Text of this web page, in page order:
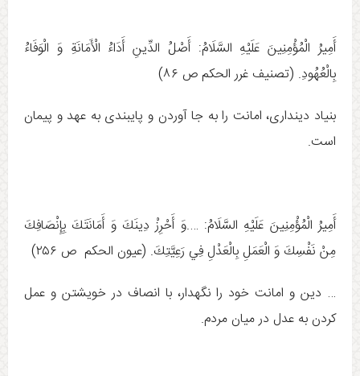
أَمِيرُ الْمُؤْمِنِينَ عَلَيْهِ السَّلَامُ: أَصْلُ‏ الدِّينِ‏ أَدَاءُ الْأَمَانَةِ وَ الْوَفَاءُ
بِالْعُهُودِ. (تصنيف غرر الحكم ص ۸۶)
بنياد دينداری، امانت را به جا آوردن و پايبندی به عهد و پيمان
است.
أَمِيرُ الْمُؤْمِنِينَ عَلَيْهِ السَّلَامُ: ….وَ أَحْرِزْ دِينَكَ وَ أَمَانَتَكَ‏ بِإِنْصَافِكَ
مِنْ نَفْسِكَ وَ الْعَمَلِ بِالْعَدْلِ فِي رَعِيَّتِكَ. (عيون الحكم ص ۲۵۶)
… دین و امانت خود را نگهدار، با انصاف در خویشتن و عمل
كردن به عدل در میان مردم.